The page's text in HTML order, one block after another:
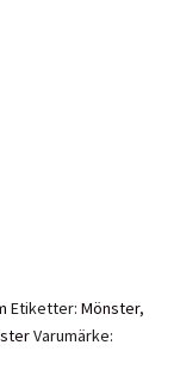
Etiketter: Mönster,
Varumärke: